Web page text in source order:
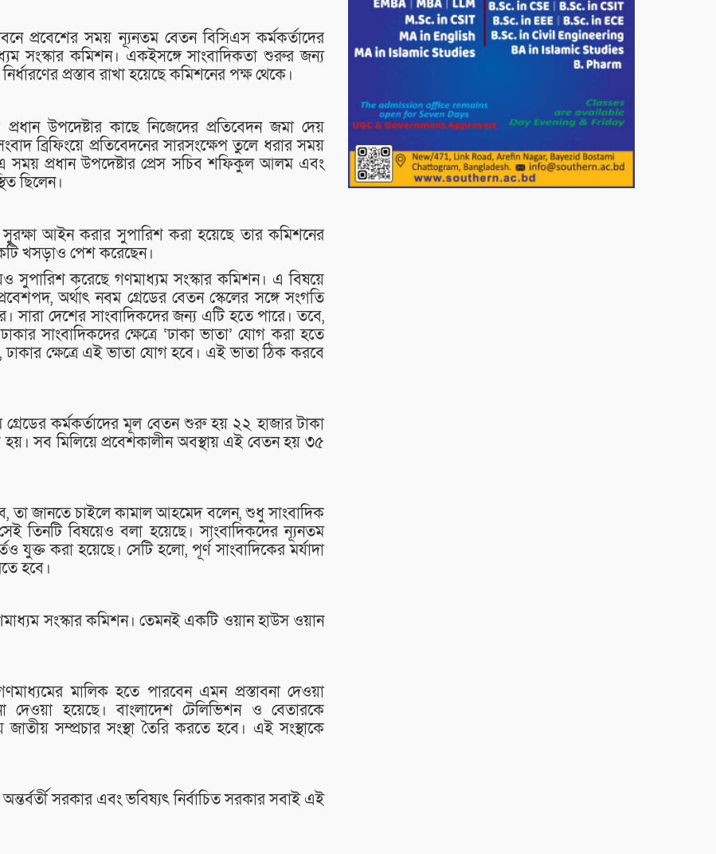
প্রবেশের সময় ন্যূনতম বেতন বিসিএস কর্মকর্তাদের
সংস্কার কমিশন। একইসঙ্গে সাংবাদিকতা শুরুর জন্য
প্রস্তাব রাখা হয়েছে কমিশনের পক্ষ থেকে।
উপদেষ্টার কাছে নিজেদের প্রতিবেদন জমা দেয়
ব্রিফিংয়ে প্রতিবেদনের সারসংক্ষেপ তুলে ধরার সময়
প্রধান উপদেষ্টার প্রেস সচিব শফিকুল আলম এবং
ছিলেন।
সুরক্ষা আইন করার সুপারিশ করা হয়েছে তার কমিশনের
খসড়াও পেশ করেছেন।
সুপারিশ করেছে গণমাধ্যম সংস্কার কমিশন। এ বিষয়ে
অর্থাৎ নবম গ্রেডের বেতন স্কেলের সঙ্গে সংগতি
সারা দেশের সাংবাদিকদের জন্য এটি হতে পারে। তবে,
সাংবাদিকদের ক্ষেত্রে ‘ঢাকা ভাতা’ যোগ করা হতে
ঢাকার ক্ষেত্রে এই ভাতা যোগ হবে। এই ভাতা ঠিক করবে
কর্মকর্তাদের মূল বেতন শুরু হয় ২২ হাজার টাকা
হয়। সব মিলিয়ে প্রবেশকালীন অবস্থায় এই বেতন হয় ৩৫
তা জানতে চাইলে কামাল আহমেদ বলেন, শুধু সাংবাদিক
তিনটি বিষয়েও বলা হয়েছে। সাংবাদিকদের ন্যূনতম
যুক্ত করা হয়েছে। সেটি হলো, পূর্ণ সাংবাদিকের মর্যাদা
হবে।
সংস্কার কমিশন। তেমনই একটি ওয়ান হাউস ওয়ান
মালিক হতে পারবেন এমন প্রস্তাবনা দেওয়া
দেওয়া হয়েছে। বাংলাদেশ টেলিভিশন ও বেতারকে
জাতীয় সম্প্রচার সংস্থা তৈরি করতে হবে। এই সংস্থাকে
সরকার এবং ভবিষ্যৎ নির্বাচিত সরকার সবাই এই
চট্টগ্রামের বন্যাকবলিত স্থানে সফরে
যাচ্ছেন প্রধানমন্ত্রী ।
শতাধিক মানুষের মাঝে গোল্ডেন
বিতরণ।
বিএনপি নেতার মারধরের জেরে
বিষপানে যুবকের আত্মহত্যার অভিযোগ